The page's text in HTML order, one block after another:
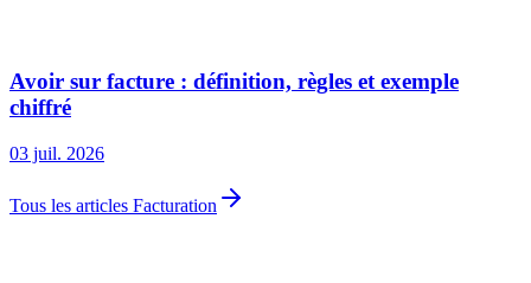
Avoir sur facture : définition, règles et exemple
chiffré
03 juil. 2026
Tous les articles Facturation